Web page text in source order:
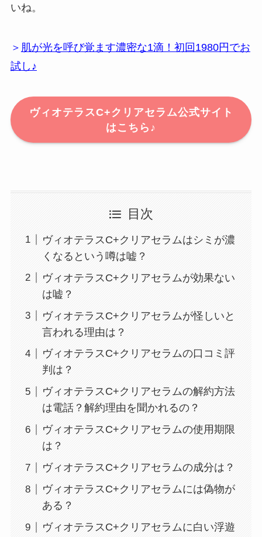
いね。
＞ 肌が光を呼び覚ます濃密な1滴！初回1980円でお
試し♪
ヴィオテラスC+クリアセラム公式サイト
はこちら♪
目次
ヴィオテラスC+クリアセラムはシミが濃
くなるという噂は嘘？
ヴィオテラスC+クリアセラムが効果ない
は嘘？
ヴィオテラスC+クリアセラムが怪しいと
言われる理由は？
ヴィオテラスC+クリアセラムの口コミ評
判は？
ヴィオテラスC+クリアセラムの解約方法
は電話？解約理由を聞かれるの？
ヴィオテラスC+クリアセラムの使用期限
は？
ヴィオテラスC+クリアセラムの成分は？
ヴィオテラスC+クリアセラムには偽物が
ある？
ヴィオテラスC+クリアセラムに白い浮遊